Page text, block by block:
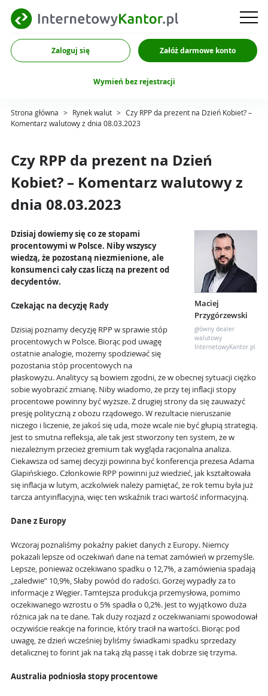
Zaloguj się Załóż darmowe konto
Wymień bez rejestracji
Strona główna > Rynek walut > Czy RPP da prezent na Dzień Kobiet? –
Komentarz walutowy z dnia 08.03.2023
Czy RPP da prezent na Dzień
Kobiet? – Komentarz walutowy z
dnia 08.03.2023
Maciej
Przygórzewski
główny dealer
walutowy
InternetowyKantor.pl
Dzisiaj dowiemy się co ze stopami
procentowymi w Polsce. Niby wszyscy
wiedzą, że pozostaną niezmienione, ale
konsumenci cały czas liczą na prezent od
decydentów.
Czekając na decyzję Rady
Dzisiaj poznamy decyzję RPP w sprawie stóp
procentowych w Polsce. Biorąc pod uwagę
ostatnie analogie, możemy spodziewać się
pozostania stóp procentowych na
płaskowyżu. Analitycy są bowiem zgodni, że w obecnej sytuacji ciężko
sobie wyobrazić zmianę. Niby wiadomo, że przy tej inflacji stopy
procentowe powinny być wyższe. Z drugiej strony da się zauważyć
presję polityczną z obozu rządowego. W rezultacie nieruszanie
niczego i liczenie, że jakoś się uda, może wcale nie być głupią strategią.
Jest to smutna refleksja, ale tak jest stworzony ten system, że w
niezależnym przecież gremium tak wygląda racjonalna analiza.
Ciekawsza od samej decyzji powinna być konferencja prezesa Adama
Glapińskiego. Członkowie RPP powinni już wiedzieć, jak kształtowała
się inflacja w lutym, aczkolwiek należy pamiętać, że rok temu była już
tarcza antyinflacyjna, więc ten wskaźnik traci wartość informacyjną.
Dane z Europy
Wczoraj poznaliśmy pokaźny pakiet danych z Europy. Niemcy
pokazali lepsze od oczekiwań dane na temat zamówień w przemyśle.
Lepsze, ponieważ oczekiwano spadku o 12,7%, a zamówienia spadają
„zaledwie” 10,9%, Słaby powód do radości. Gorzej wypadły za to
informacje z Węgier. Tamtejsza produkcja przemysłowa, pomimo
oczekiwanego wzrostu o 5% spadła o 0,2%. Jest to wyjątkowo duża
różnica jak na te dane. Tak duży rozjazd z oczekiwaniami spowodował
oczywiście reakcje na forincie, który tracił na wartości. Biorąc pod
uwagę, że dzień wcześniej byliśmy świadkami spadku sprzedaży
detalicznej to forint jak na taką złą passę i tak dobrze się trzyma.
Australia podniosła stopy procentowe